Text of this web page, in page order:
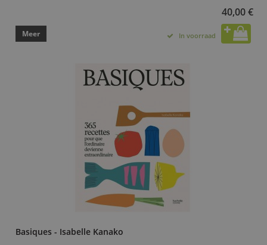
40,00 €
Meer In voorraad
Basiques - Isabelle Kanako